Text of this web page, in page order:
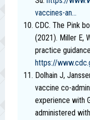
vaccines-an...
CDC. The Pink
(2021). Miller E,
practice
https://
Dolhain J,
vaccine co-
experience with
administered